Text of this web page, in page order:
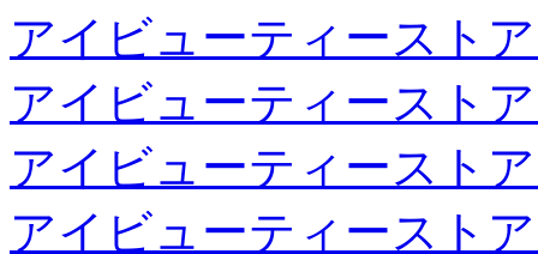
アイビューティースト
アイビューティースト
アイビューティースト
アイビューティースト